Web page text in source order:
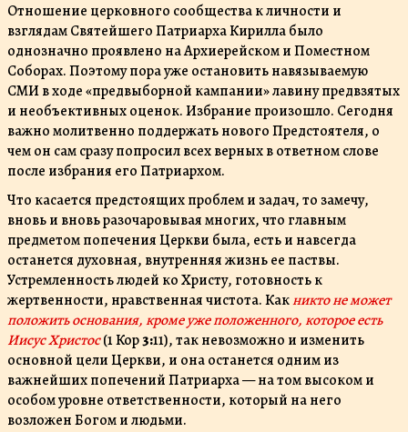
Отношение церковного сообщества к личности и
взглядам Святейшего Патриарха Кирилла было
однозначно проявлено на Архиерейском и Поместном
Соборах. Поэтому пора уже остановить навязываемую
СМИ в ходе «предвыборной кампании» лавину предвзятых
и необъективных оценок. Избрание произошло. Сегодня
важно молитвенно поддержать нового Предстоятеля, о
чем он сам сразу попросил всех верных в ответном слове
после избрания его Патриархом.
Что касается предстоящих проблем и задач, то замечу,
вновь и вновь разочаровывая многих, что главным
предметом попечения Церкви была, есть и навсегда
останется духовная, внутренняя жизнь ее паствы.
Устремленность людей ко Христу, готовность к
жертвенности, нравственная чистота. Какникто не может
положить основания, кроме уже положенного, которое есть
Иисус Христос(1 Кор3:11), так невозможно и изменить
основной цели Церкви, и она останется одним из
важнейших попечений Патриарха — на том высоком и
особом уровне ответственности, который на него
возложен Богом и людьми.